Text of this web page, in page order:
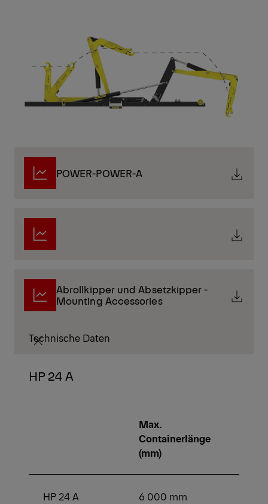
POWER-POWER-A
Abrollkipper und Absetzkipper -
Mounting Accessories
Technische Daten
HP 24 A
Max.
Containerlänge
(mm)
HP 24 A 6 000 mm